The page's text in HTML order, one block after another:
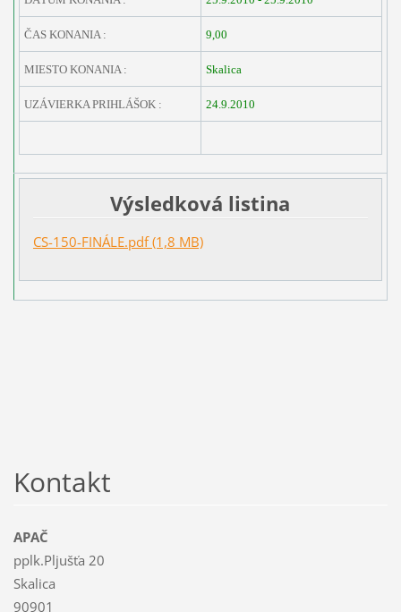
ČAS KONANIA : 9,00
MIESTO KONANIA : Skalica
UZÁVIERKA PRIHLÁŠOK : 24.9.2010
Výsledková listina
CS-150-FINÁLE.pdf (1,8 MB)
Kontakt
APAČ
pplk.Pljušťa 20
Skalica
90901